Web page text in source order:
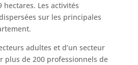
Les activités
sur les principales
adultes et d’un secteur
plus de 200 professionnels de